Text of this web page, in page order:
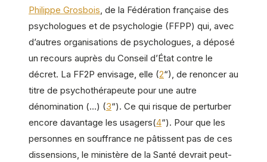
Philippe Grosbois , de la Fédération française des
psychologues et de psychologie (FFPP) qui, avec
d’autres organisations de psychologues, a déposé
un recours auprès du Conseil d’État contre le
décret. La FF2P envisage, elle (2“), de renoncer au
titre de psychothérapeute pour une autre
dénomination (…) (3“). Ce qui risque de perturber
encore davantage les usagers(4“). Pour que les
personnes en souffrance ne pâtissent pas de ces
dissensions, le ministère de la Santé devrait peut-